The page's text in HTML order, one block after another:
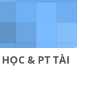
& PT TÀI